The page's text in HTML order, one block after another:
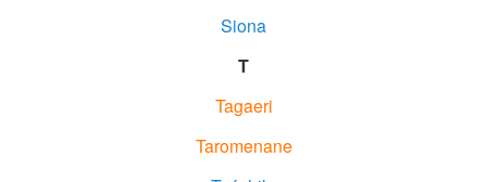
Siona
T
Tagaeri
Taromenane